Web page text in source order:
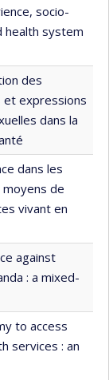
socio-
health system
des
expressions
dans la
dans les
de
vivant en
against
: a mixed-
to access
services : an